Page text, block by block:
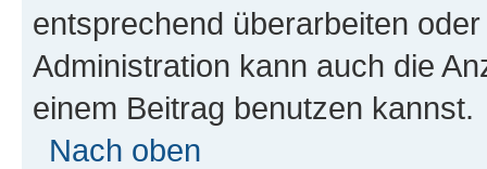
entsprechend überarbeiten
Administration kann auch die
einem Beitrag benutzen kannst.
Nach oben